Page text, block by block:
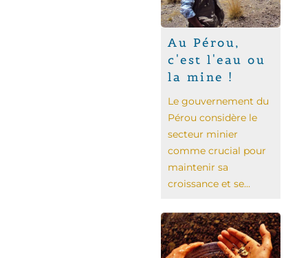
Au Pérou,
c'est l'eau ou
la mine !
Le gouvernement du
Pérou considère le
secteur minier
comme crucial pour
maintenir sa
croissance et se...